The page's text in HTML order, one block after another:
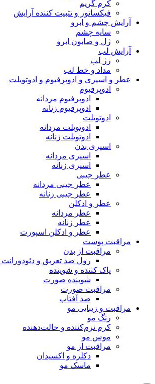
کرم گریم
فیکساتور و تثبیت کننده آرایش
آرایش چشم و ابرو
سایه چشم
ژل و صابون ابرو
آرایش لب
رژ لب
مداد و خط لب
عطر و اسپری و ادوپرفیوم و ادوتویلت
ادوپرفیوم
ادوپرفیوم مردانه
ادوپرفیوم زنانه
ادوتویلت
ادوتویلت مردانه
ادوتویلت زنانه
اسپری بدن
اسپری مردانه
اسپری زنانه
عطر جیبی
عطر جیبی مردانه
عطر جیبی زنانه
عطر و ادکلن
عطر مردانه
عطر زنانه
عطر و ادکلن اسپورت
مراقبت پوست
مراقبت از بدن
رول ضد تعریق و دئودورانت
پاک کننده و شوینده
شوینده صورت
مراقبت صورت
ضد آفتاب
مراقبت و زیبایی مو
رنگ مو
کرم نرم‌کننده و حالت‌دهنده
موس مو
مراقبت از مو
دکلره و اکسیدان
ماسک مو